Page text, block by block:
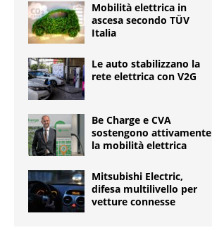
Mobilità elettrica in
ascesa secondo TÜV
Italia
Le auto stabilizzano la
rete elettrica con V2G
Be Charge e CVA
sostengono attivamente
la mobilità elettrica
Mitsubishi Electric,
difesa multilivello per
vetture connesse